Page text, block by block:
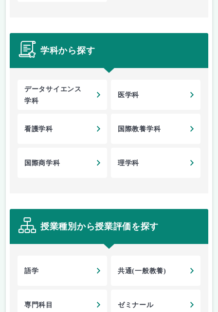
学科から探す
データサイエンス
学科
医学科
看護学科 国際教養学科
国際商学科 理学科
授業種別から授業評価を探す
語学 共通(一般教養)
専門科目 ゼミナール